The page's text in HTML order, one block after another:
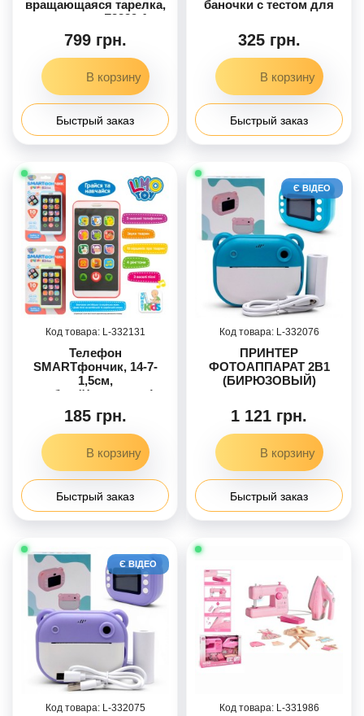
вращающаяся тарелка,
звук, свет F2329-1
799 грн.
Быстрый заказ
баночки с тестом для
325 грн.
Быстрый заказ
332131
Телефон
SMARTфончик, 14-7-
1,5см,
учебный(животные),
музыка-звук(УКР/англ),
звуки животных, песни,
стихи, 3 цвета, в слюде,
на бат-ц, 13-23-2см /48/
185 грн.
Быстрый заказ
Є ВІДЕО
332076
ПРИНТЕР
ФОТОАППАРАТ 2В1
(БИРЮЗОВЫЙ)
1 121 грн.
Быстрый заказ
Є ВІДЕО
332075 331986